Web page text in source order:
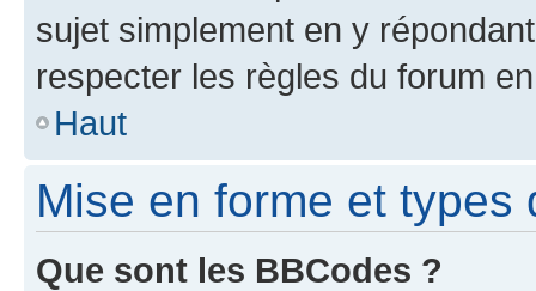
sujet simplement en y
respecter les règles du forum
Haut
Mise en forme et types
Que sont les BBCodes ?